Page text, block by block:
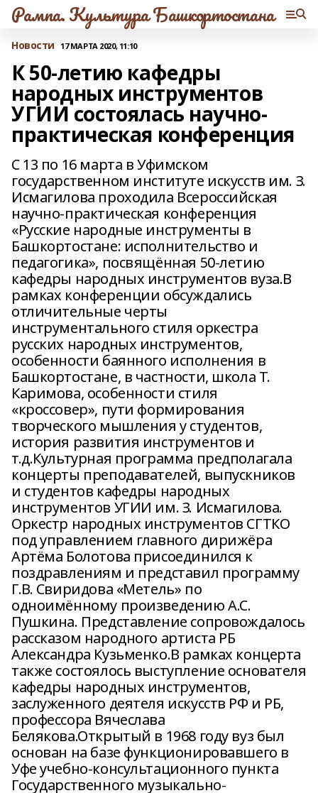
Рампа. Культура Башкортостана
Новости 17 МАРТА 2020, 11:10
К 50-летию кафедры
народных инструментов
УГИИ состоялась научно-
практическая конференция
С 13 по 16 марта в Уфимском
государственном институте искусств им. З.
Исмагилова проходила Всероссийская
научно-практическая конференция
«Русские народные инструменты в
Башкортостане: исполнительство и
педагогика», посвящённая 50-летию
кафедры народных инструментов вуза.В
рамках конференции обсуждались
отличительные черты
инструментального стиля оркестра
русских народных инструментов,
особенности баянного исполнения в
Башкортостане, в частности, школа Т.
Каримова, особенности стиля
«кроссовер», пути формирования
творческого мышления у студентов,
история развития инструментов и
т.д.Культурная программа предполагала
концерты преподавателей, выпускников
и студентов кафедры народных
инструментов УГИИ им. З. Исмагилова.
Оркестр народных инструментов СГТКО
под управлением главного дирижёра
Артёма Болотова присоединился к
поздравлениям и представил программу
Г.В. Свиридова «Метель» по
одноимённому произведению А.С.
Пушкина. Представление сопровождалось
рассказом народного артиста РБ
Александра Кузьменко.В рамках концерта
также состоялось выступление основателя
кафедры народных инструментов,
заслуженного деятеля искусств РФ и РБ,
профессора Вячеслава
Белякова.Открытый в 1968 году вуз был
основан на базе функционировавшего в
Уфе учебно-консультационного пункта
Государственного музыкально-